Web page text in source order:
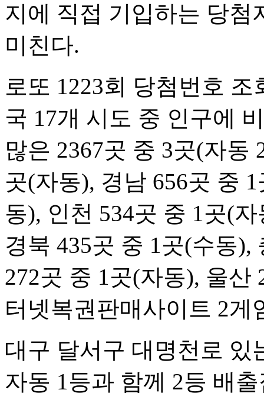
지에 직접 기입하는 당첨
미친다.
로또 1223회 당첨번호
국 17개 시도 중 인구에
많은 2367곳 중 3곳(자동
곳(자동), 경남 656곳 중
동), 인천 534곳 중 1곳(
경북 435곳 중 1곳(수동),
272곳 중 1곳(자동), 울산
터넷복권판매사이트 2게
대구 달서구 대명천로 있
자동 1등과 함께 2등 배